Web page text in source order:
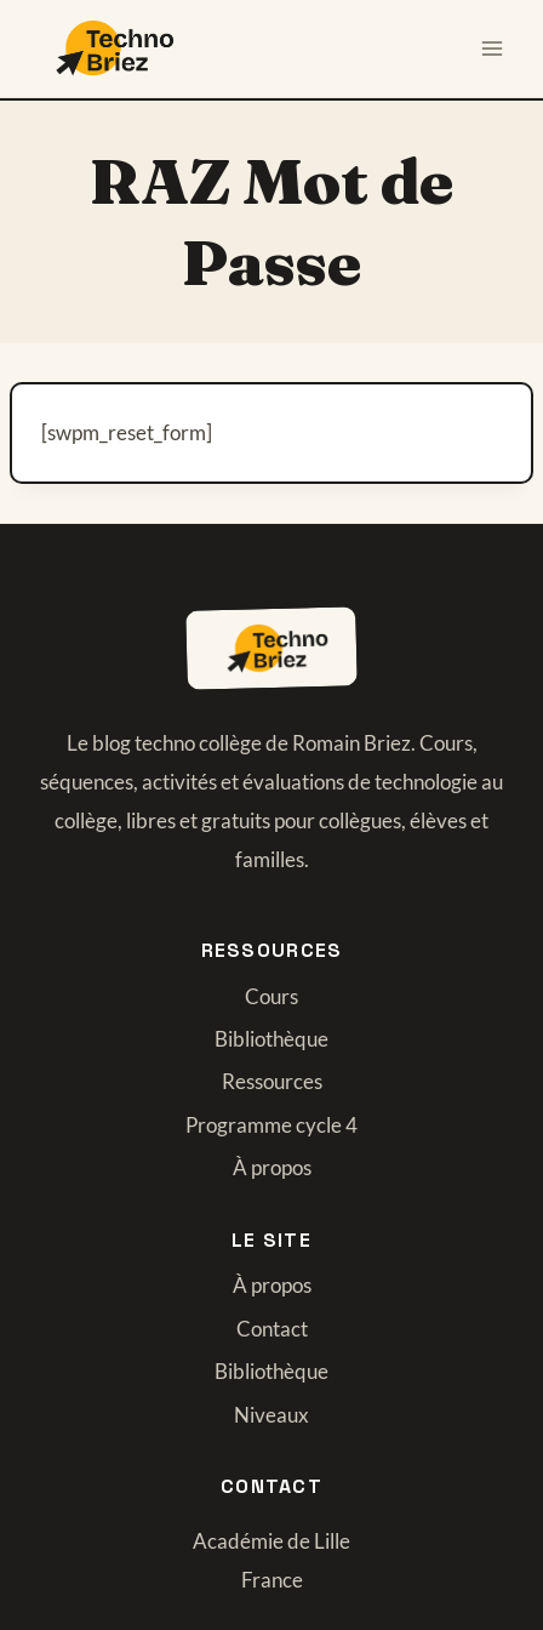
contenu
RAZ Mot de
Passe
[swpm_reset_form]
Le blog techno collège de Romain Briez. Cours,
séquences, activités et évaluations de technologie au
collège, libres et gratuits pour collègues, élèves et
familles.
RESSOURCES
Cours
Bibliothèque
Ressources
Programme cycle 4
À propos
LE SITE
À propos
Contact
Bibliothèque
Niveaux
CONTACT
Académie de Lille
France